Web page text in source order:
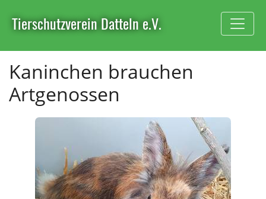
Tierschutzverein Datteln e.V.
Kaninchen brauchen
Artgenossen